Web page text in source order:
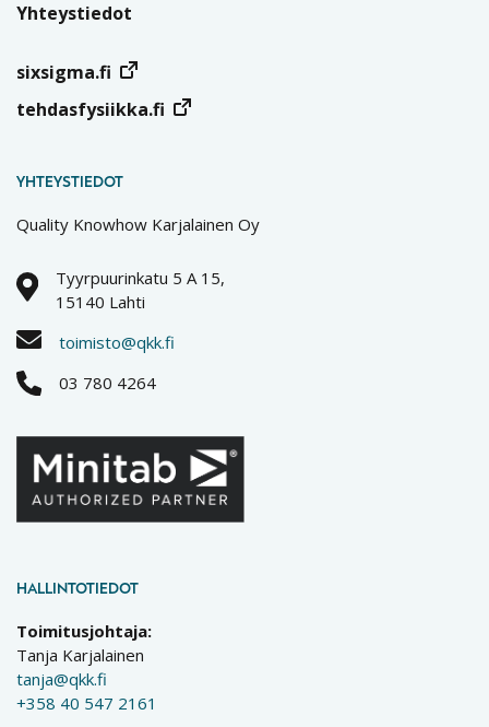
Yhteystiedot
sixsigma.fi
tehdasfysiikka.fi
YHTEYSTIEDOT
Quality Knowhow Karjalainen Oy
Tyyrpuurinkatu 5 A 15,
15140 Lahti
toimisto@qkk.fi
03 780 4264
HALLINTOTIEDOT
Toimitusjohtaja:
Tanja Karjalainen
tanja@qkk.fi
+358 40 547 2161